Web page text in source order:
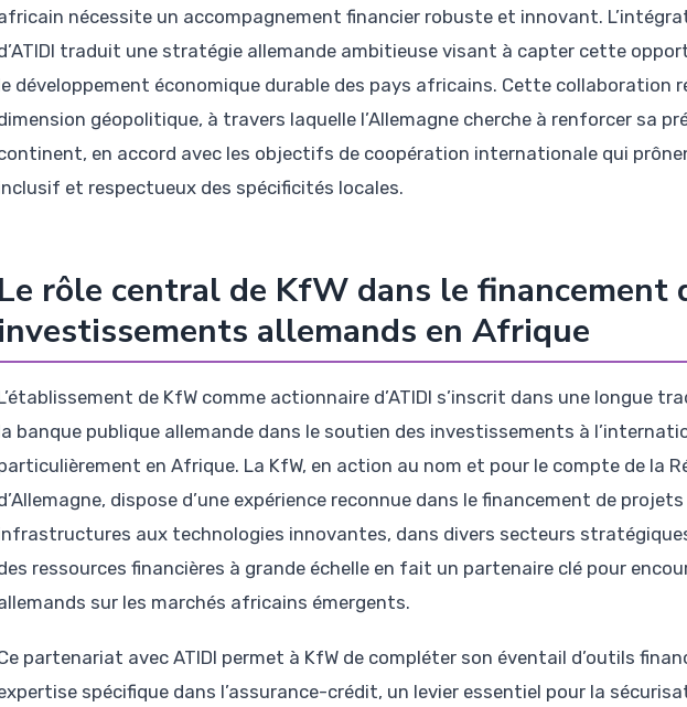
nécessite un accompagnement financier robuste et innovant.
traduit une stratégie allemande ambitieuse visant à capter cette
développement économique durable des pays africains. Cette collaboration
géopolitique, à travers laquelle l’Allemagne cherche à renforcer sa
en accord avec les objectifs de coopération internationale qui
et respectueux des spécificités locales.
Le rôle central de KfW dans le financement
investissements allemands en Afrique
de KfW comme actionnaire d’ATIDI s’inscrit dans une longue
banque publique allemande dans le soutien des investissements à
en Afrique. La KfW, en action au nom et pour le compte de la
dispose d’une expérience reconnue dans le financement de
aux technologies innovantes, dans divers secteurs
ressources financières à grande échelle en fait un partenaire clé pour
sur les marchés africains émergents.
partenariat avec ATIDI permet à KfW de compléter son éventail d’outils
spécifique dans l’assurance-crédit, un levier essentiel pour la